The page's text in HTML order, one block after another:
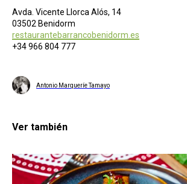
Avda. Vicente Llorca Alós, 14
03502 Benidorm
restaurantebarrancobenidorm.es
+34 966 804 777
Antonio Marqueríe Tamayo
Ver también